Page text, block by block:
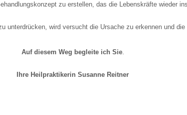
zu erstellen, das die Lebenskräfte wieder
unterdrücken, wird versucht die Ursache zu erkennen und
Auf diesem Weg begleite ich Sie.
Ihre Heilpraktikerin Susanne Reitner